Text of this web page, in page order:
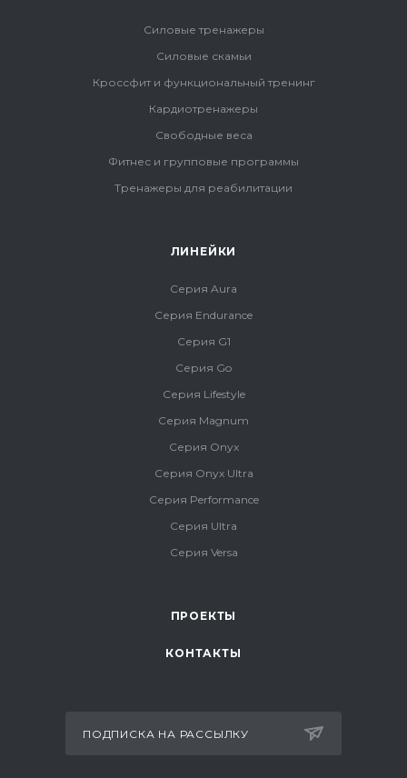
Силовые тренажеры
Силовые скамьи
Кроссфит и функциональный тренинг
Кардиотренажеры
Свободные веса
Фитнес и групповые программы
Тренажеры для реабилитации
ЛИНЕЙКИ
Серия Aura
Серия Endurance
Серия G1
Серия Go
Серия Lifestyle
Серия Magnum
Серия Onyx
Серия Onyx Ultra
Серия Performance
Серия Ultra
Серия Versa
ПРОЕКТЫ
КОНТАКТЫ
ПОДПИСКА НА РАССЫЛКУ